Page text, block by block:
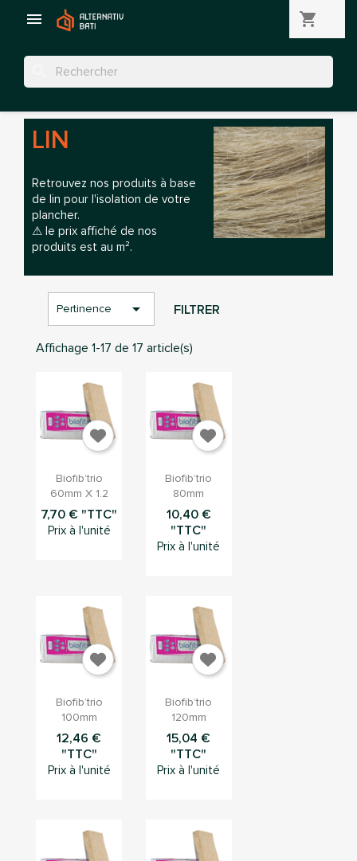
 shopping_cart
LIN
Retrouvez nos produits à base
de lin pour l'isolation de votre
plancher.
⚠ le prix affiché de nos
produits est au m².
Pertinence  FILTRER
Affichage 1-17 de 17 article(s)
Aperçu
rapide
Biofib’trio
60mm X 1.2
7,70 € "TTC"
Prix à l'unité
Aperçu
rapide
Biofib’trio
80mm
10,40 €
"TTC"
Prix à l'unité
Aperçu
rapide
Biofib’trio
100mm
12,46 €
"TTC"
Prix à l'unité
Aperçu
rapide
Biofib’trio
120mm
15,04 €
"TTC"
Prix à l'unité